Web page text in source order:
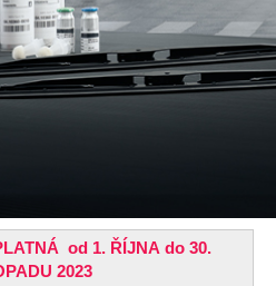
od 1. ŘÍJNA do 30.
2023